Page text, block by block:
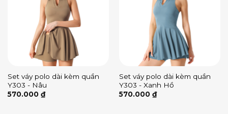
Set váy polo dài kèm quần
Y303 - Nâu
570.000 ₫
Set váy polo dài kèm quần
Y303 - Xanh Hồ
570.000 ₫